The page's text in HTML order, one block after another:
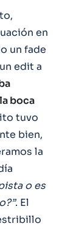
en
un fade
edit a
boca
tuvo
bien,
la
o es
. El